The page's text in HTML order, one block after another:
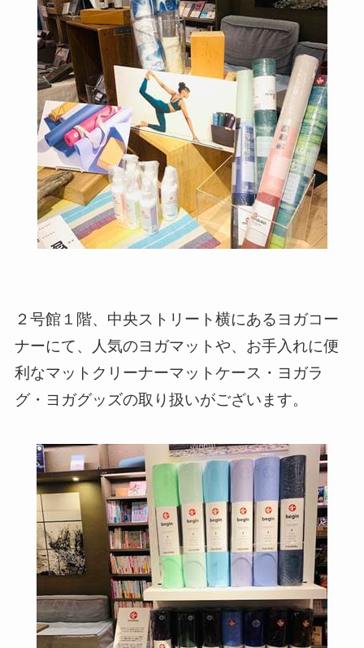
２号館１階、中央ストリート横にあるヨガコー
ナーにて、人気のヨガマットや、お手入れに便
利なマットクリーナーマットケース・ヨガラ
グ・ヨガグッズの取り扱いがございます。